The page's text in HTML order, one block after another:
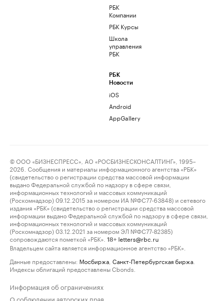
РБК
Компании
РБК Курсы
Школа
управления
РБК
РБК
Новости
iOS
Android
AppGallery
© ООО «БИЗНЕСПРЕСС», АО «РОСБИЗНЕСКОНСАЛТИНГ», 1995–
2026. Сообщения и материалы информационного агентства «РБК»
(свидетельство о регистрации средства массовой информации
выдано Федеральной службой по надзору в сфере связи,
информационных технологий и массовых коммуникаций
(Роскомнадзор) 09.12.2015 за номером ИА №ФС77-63848) и сетевого
издания «РБК» (свидетельство о регистрации средства массовой
информации выдано Федеральной службой по надзору в сфере связи,
информационных технологий и массовых коммуникаций
(Роскомнадзор) 03.12.2021 за номером ЭЛ №ФС77-82385)
сопровождаются пометкой «РБК».
18+ letters@rbc.ru
Владельцем сайта является информационное агентство «РБК».
Данные предоставлены: Мосбиржа Санкт-Петербургская биржа
Индексы облигаций предоставлены Cbonds.
Информация об ограничениях
О соблюдении авторских прав